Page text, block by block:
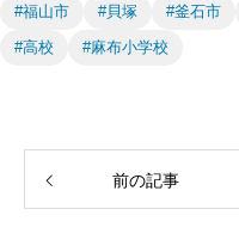
#福山市
#貝塚 #釜石市
#高校
#麻布小学校
前の記事